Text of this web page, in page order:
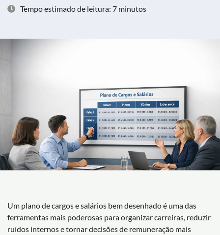
Tempo estimado de leitura: 7 minutos
Um plano de cargos e salários bem desenhado é uma das
ferramentas mais poderosas para organizar carreiras, reduzir
ruídos internos e tornar decisões de remuneração mais